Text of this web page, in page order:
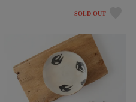
SOLD OUT